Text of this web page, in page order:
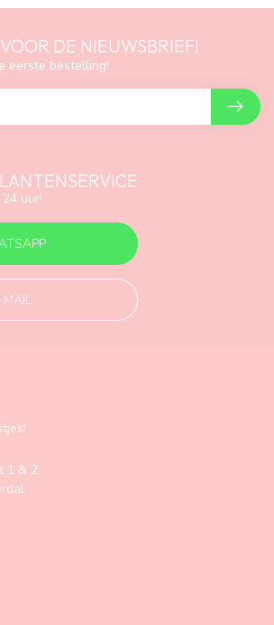
uur!
MAIL
DE NIEUWSBRIEF!
eerste bestelling!
1 & 2